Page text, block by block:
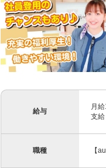
給与
月
支
職種 【